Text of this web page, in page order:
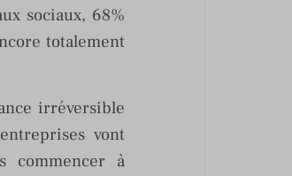
sociaux, 68%
totalement
irréversible
vont
commencer à